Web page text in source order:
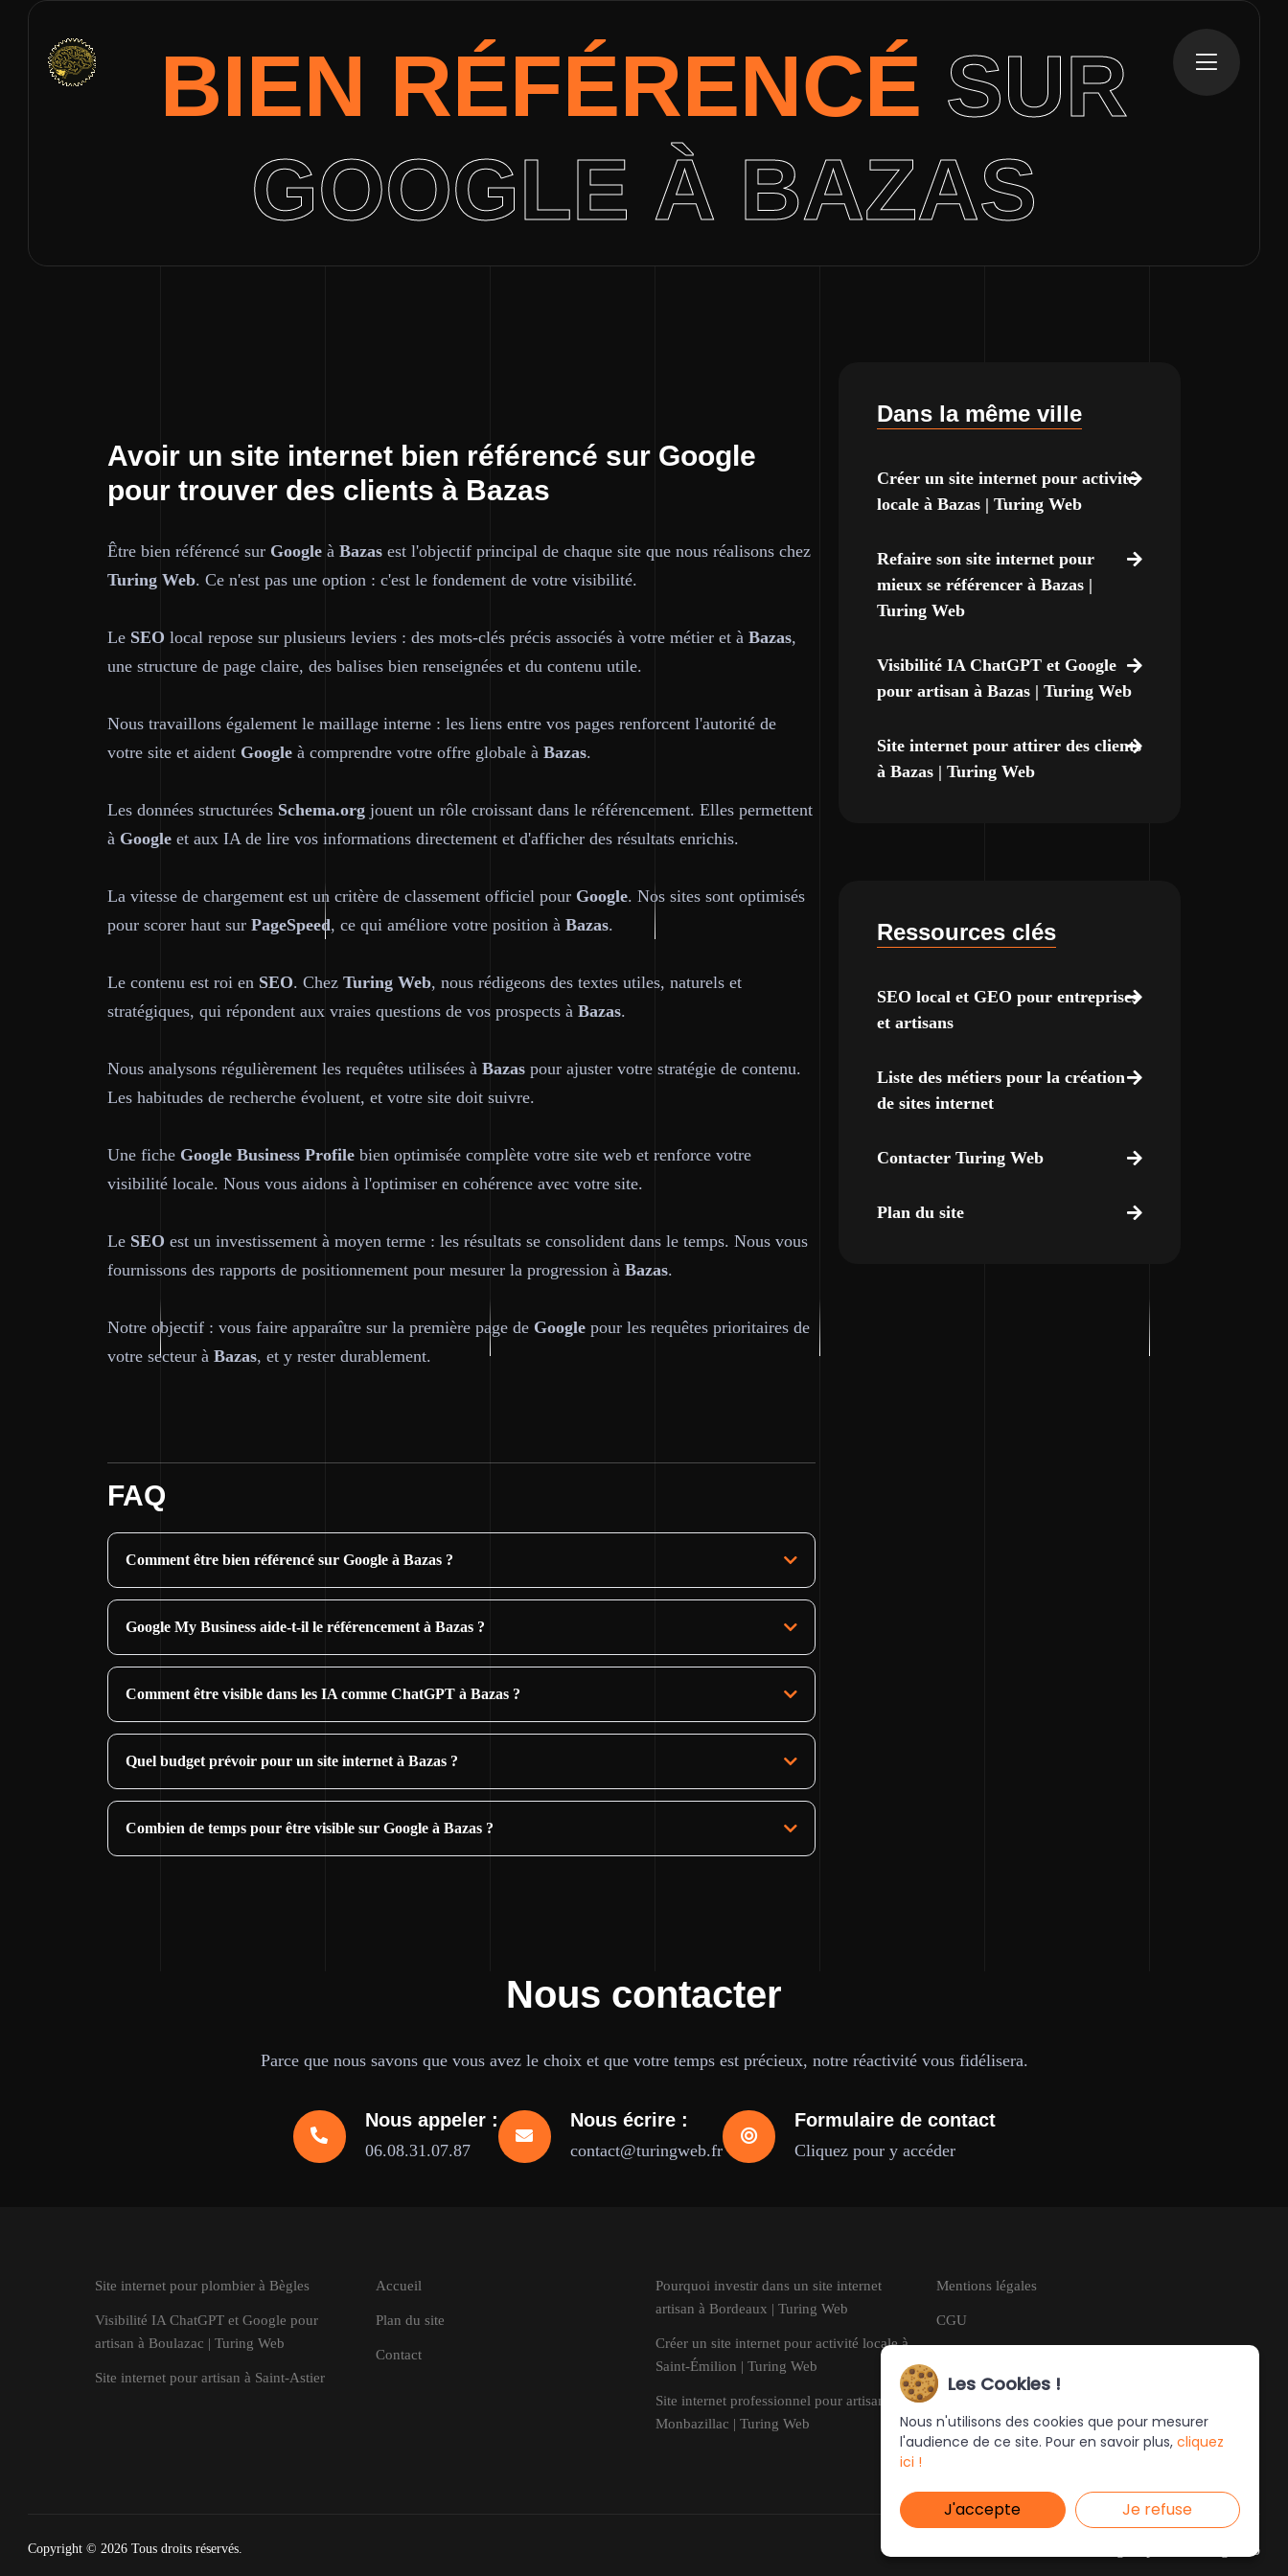
BIEN RÉFÉRENCÉ SUR
GOOGLE À BAZAS
Avoir un site internet bien référencé sur Google
pour trouver des clients à Bazas
Être bien référencé sur Google à Bazas est l'objectif principal de chaque site que nous réalisons chez
Turing Web. Ce n'est pas une option : c'est le fondement de votre visibilité.
Le SEO local repose sur plusieurs leviers : des mots-clés précis associés à votre métier et à Bazas,
une structure de page claire, des balises bien renseignées et du contenu utile.
Nous travaillons également le maillage interne : les liens entre vos pages renforcent l'autorité de
votre site et aident Google à comprendre votre offre globale à Bazas.
Les données structurées Schema.org jouent un rôle croissant dans le référencement. Elles permettent
à Google et aux IA de lire vos informations directement et d'afficher des résultats enrichis.
La vitesse de chargement est un critère de classement officiel pour Google. Nos sites sont optimisés
pour scorer haut sur PageSpeed, ce qui améliore votre position à Bazas.
Le contenu est roi en SEO. Chez Turing Web, nous rédigeons des textes utiles, naturels et
stratégiques, qui répondent aux vraies questions de vos prospects à Bazas.
Nous analysons régulièrement les requêtes utilisées à Bazas pour ajuster votre stratégie de contenu.
Les habitudes de recherche évoluent, et votre site doit suivre.
Une fiche Google Business Profile bien optimisée complète votre site web et renforce votre
visibilité locale. Nous vous aidons à l'optimiser en cohérence avec votre site.
Le SEO est un investissement à moyen terme : les résultats se consolident dans le temps. Nous vous
fournissons des rapports de positionnement pour mesurer la progression à Bazas.
Notre objectif : vous faire apparaître sur la première page de Google pour les requêtes prioritaires de
votre secteur à Bazas, et y rester durablement.
FAQ
Comment être bien référencé sur Google à Bazas ?
Google My Business aide-t-il le référencement à Bazas ?
Comment être visible dans les IA comme ChatGPT à Bazas ?
Quel budget prévoir pour un site internet à Bazas ?
Combien de temps pour être visible sur Google à Bazas ?
Dans la même ville
Créer un site internet pour activité
locale à Bazas | Turing Web
Refaire son site internet pour
mieux se référencer à Bazas |
Turing Web
Visibilité IA ChatGPT et Google
pour artisan à Bazas | Turing Web
Site internet pour attirer des clients
à Bazas | Turing Web
Ressources clés
SEO local et GEO pour entreprises
et artisans
Liste des métiers pour la création
de sites internet
Contacter Turing Web
Plan du site
Nous contacter
Parce que nous savons que vous avez le choix et que votre temps est précieux, notre réactivité vous fidélisera.
Nous appeler :
06.08.31.07.87
Nous écrire :
contact@turingweb.fr
Formulaire de contact
Cliquez pour y accéder
Site internet pour plombier à Bègles
Visibilité IA ChatGPT et Google pour
artisan à Boulazac | Turing Web
Site internet pour artisan à Saint-Astier
Accueil
Plan du site
Contact
Pourquoi investir dans un site internet
artisan à Bordeaux | Turing Web
Créer un site internet pour activité locale à
Saint-Émilion | Turing Web
Site internet professionnel pour artisan à
Monbazillac | Turing Web
Mentions légales
CGU
Copyright © 2026 Tous droits réservés. Turing Web
Les Cookies !
Nous n'utilisons des cookies que pour mesurer
l'audience de ce site. Pour en savoir plus, cliquez
ici !
J'accepte Je refuse